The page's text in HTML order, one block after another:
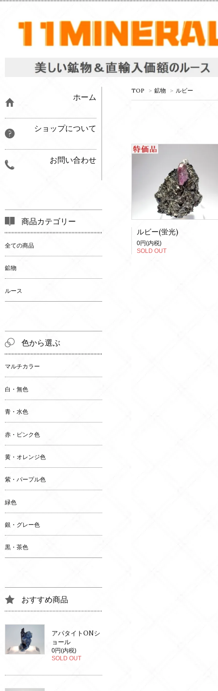
TOP > 鉱物 > ルビー
ルビー(蛍光)
0円(内税)
SOLD OUT
ホーム
ショップについて
お問い合わせ
商品カテゴリー
全ての商品
鉱物
ルース
色から選ぶ
マルチカラー
白・無色
青・水色
赤・ピンク色
黄・オレンジ色
紫・パープル色
緑色
銀・グレー色
黒・茶色
おすすめ商品
アパタイトONシ
ョール
0円(内税)
SOLD OUT